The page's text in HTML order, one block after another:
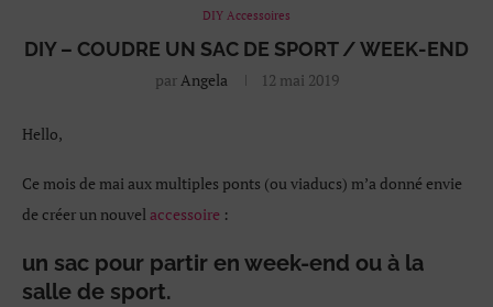
DIY Accessoires
DIY – COUDRE UN SAC DE SPORT / WEEK-END
parAngela 12 mai 2019
Hello,
Ce mois de mai aux multiples ponts (ou viaducs) m’a donné envie
de créer un nouvel accessoire :
un sac pour partir en week-end ou à la
salle de sport.